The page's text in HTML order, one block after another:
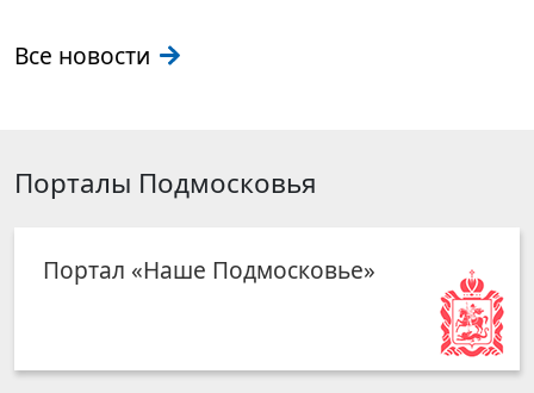
Все новости
Порталы Подмосковья
Портал «Наше Подмосковье»